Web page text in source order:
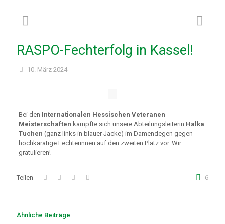
RASPO-Fechterfolg in Kassel!
10. März 2024
Bei den Internationalen Hessischen Veteranen
Meisterschaften kämpfte sich unsere Abteilungsleiterin Halka
Tuchen (ganz links in blauer Jacke) im Damendegen gegen
hochkarätige Fechterinnen auf den zweiten Platz vor. Wir
gratulieren!
Teilen 6
Ähnliche Beiträge